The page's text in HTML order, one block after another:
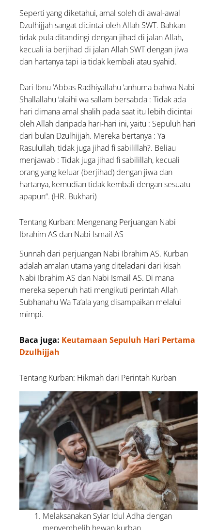
Apa Hukum Uang
Pendaftaran Lomba 17
Agustus Dijadikan Hadiah?
Bantuan Perlengkapan
Ramadan: Seutas Senyuman
di Balik Seragam
Seperti yang diketahui, amal soleh di awal-awal
Dzulhijjah sangat dicintai oleh Allah SWT. Bahkan
tidak pula ditandingi dengan jihad di jalan Allah,
kecuali ia berjihad di jalan Allah SWT dengan jiwa
dan hartanya tapi ia tidak kembali atau syahid.
Dari Ibnu ‘Abbas Radhiyallahu ‘anhuma bahwa Nabi
Shallallahu ‘alaihi wa sallam bersabda : Tidak ada
hari dimana amal shalih pada saat itu lebih dicintai
oleh Allah daripada hari-hari ini, yaitu : Sepuluh hari
dari bulan Dzulhijjah. Mereka bertanya : Ya
Rasulullah, tidak juga jihad fi sabilillah?. Beliau
menjawab : Tidak juga jihad fi sabilillah, kecuali
orang yang keluar (berjihad) dengan jiwa dan
hartanya, kemudian tidak kembali dengan sesuatu
apapun“. (HR. Bukhari)
Tentang Kurban: Mengenang Perjuangan Nabi
Ibrahim AS dan Nabi Ismail AS
Sunnah dari perjuangan Nabi Ibrahim AS. Kurban
adalah amalan utama yang diteladani dari kisah
Nabi Ibrahim AS dan Nabi Ismail AS. Di mana
mereka sepenuh hati mengikuti perintah Allah
Subhanahu Wa Ta’ala yang disampaikan melalui
mimpi.
Baca juga: Keutamaan Sepuluh Hari Pertama
Dzulhijjah
Tentang Kurban: Hikmah dari Perintah Kurban
Melaksanakan Syiar Idul Adha dengan
menyembelih hewan kurban